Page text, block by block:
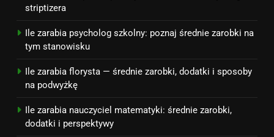
opinie i zarobki
striptizera
Ile zarabia psycholog szkolny: poznaj średnie zarobki na
tym stanowisku
Ile zarabia florysta — średnie zarobki, dodatki i sposoby
na podwyżkę
Ile zarabia nauczyciel matematyki: średnie zarobki,
dodatki i perspektywy